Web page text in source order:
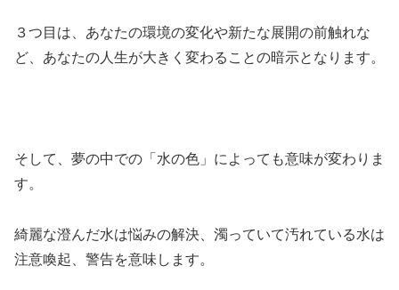
３つ目は、あなたの環境の変化や新たな展開の前触れな
ど、あなたの人生が大きく変わることの暗示となります。
そして、夢の中での「水の色」によっても意味が変わりま
す。
綺麗な澄んだ水は悩みの解決、濁っていて汚れている水は
注意喚起、警告を意味します。